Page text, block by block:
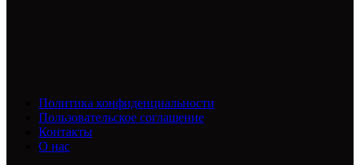
Политика конфиденциальности
Пользовательское соглашение
Контакты
О нас